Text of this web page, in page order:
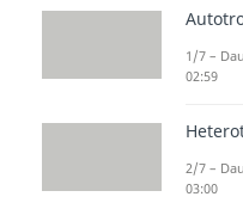
die
Struktur
kannst
und das
1/7 –
02:59
2/7 –
03:00